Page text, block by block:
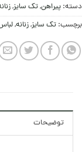
دسته: پيراهن,تک سایز,
برچسب: تک سایز,زنانه,
توضیحات